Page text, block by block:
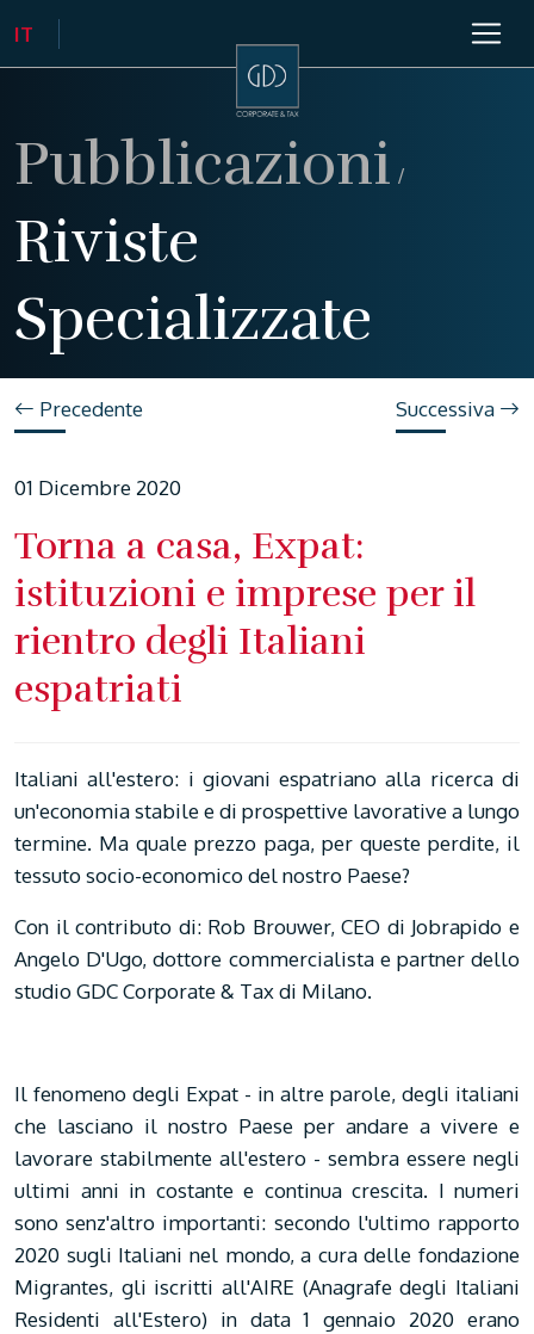
Pubblicazioni /
Riviste
Specializzate
Precedente Successiva
01 Dicembre 2020
Torna a casa, Expat:
istituzioni e imprese per il
rientro degli Italiani
espatriati
Italiani all'estero: i giovani espatriano alla ricerca di
un'economia stabile e di prospettive lavorative a lungo
termine. Ma quale prezzo paga, per queste perdite, il
tessuto socio-economico del nostro Paese?
Con il contributo di: Rob Brouwer, CEO di Jobrapido e
Angelo D'Ugo, dottore commercialista e partner dello
studio GDC Corporate & Tax di Milano.
Il fenomeno degli Expat - in altre parole, degli italiani
che lasciano il nostro Paese per andare a vivere e
lavorare stabilmente all'estero - sembra essere negli
ultimi anni in costante e continua crescita. I numeri
sono senz'altro importanti: secondo l'ultimo rapporto
2020 sugli Italiani nel mondo, a cura delle fondazione
Migrantes, gli iscritti all'AIRE (Anagrafe degli Italiani
Residenti all'Estero) in data 1 gennaio 2020 erano